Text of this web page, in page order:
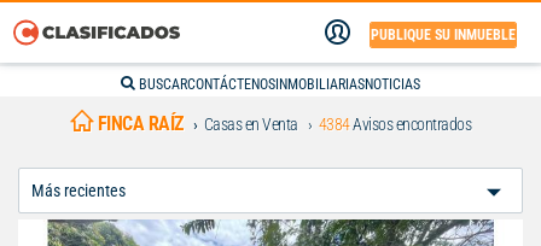
PUBLIQUE SU INMUEBLE
BUSCARCONTÁCTENOS INMOBILIARIASNOTICIAS
FINCA RAÍZ Casas en Venta 4384Avisos encontrados